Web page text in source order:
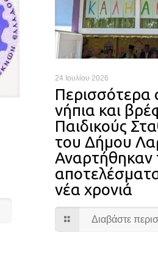
24 Ιουλίου 2026
Περισσότερα
νήπια και
Παιδικούς
του Δήμου
Αναρτήθηκαν
νέα χρονιά
Διαβάστε